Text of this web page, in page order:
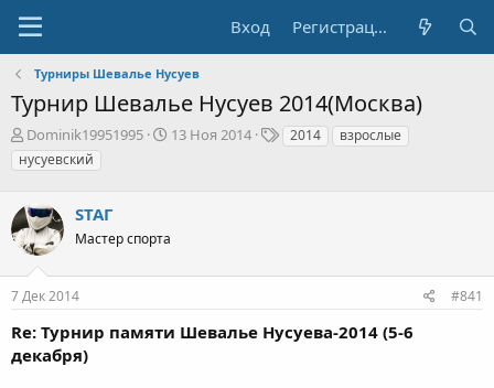
Вход Регистрация
Турниры Шевалье Нусуев
Турнир Шевалье Нусуев 2014(Москва)
А
в
т
р
т
е
м
ы
Dominik19951995
Д
а
13 Ноя 2014
Т2014
взрослые
нусуевский
STAГ
Мастер спорта
7 Дек 2014 #841
Re: Турнир памяти Шевалье Нусуева-2014 (5-6
декабря)